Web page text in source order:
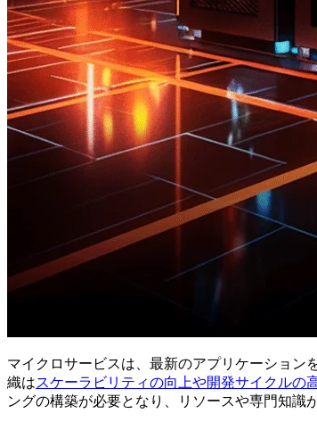
マイクロサービスは、最新のアプリケーション
織はスケーラビリティの向上や開発サイクルの
ングの構築が必要となり、リソースや専門知識